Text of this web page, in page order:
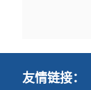
友情链接：